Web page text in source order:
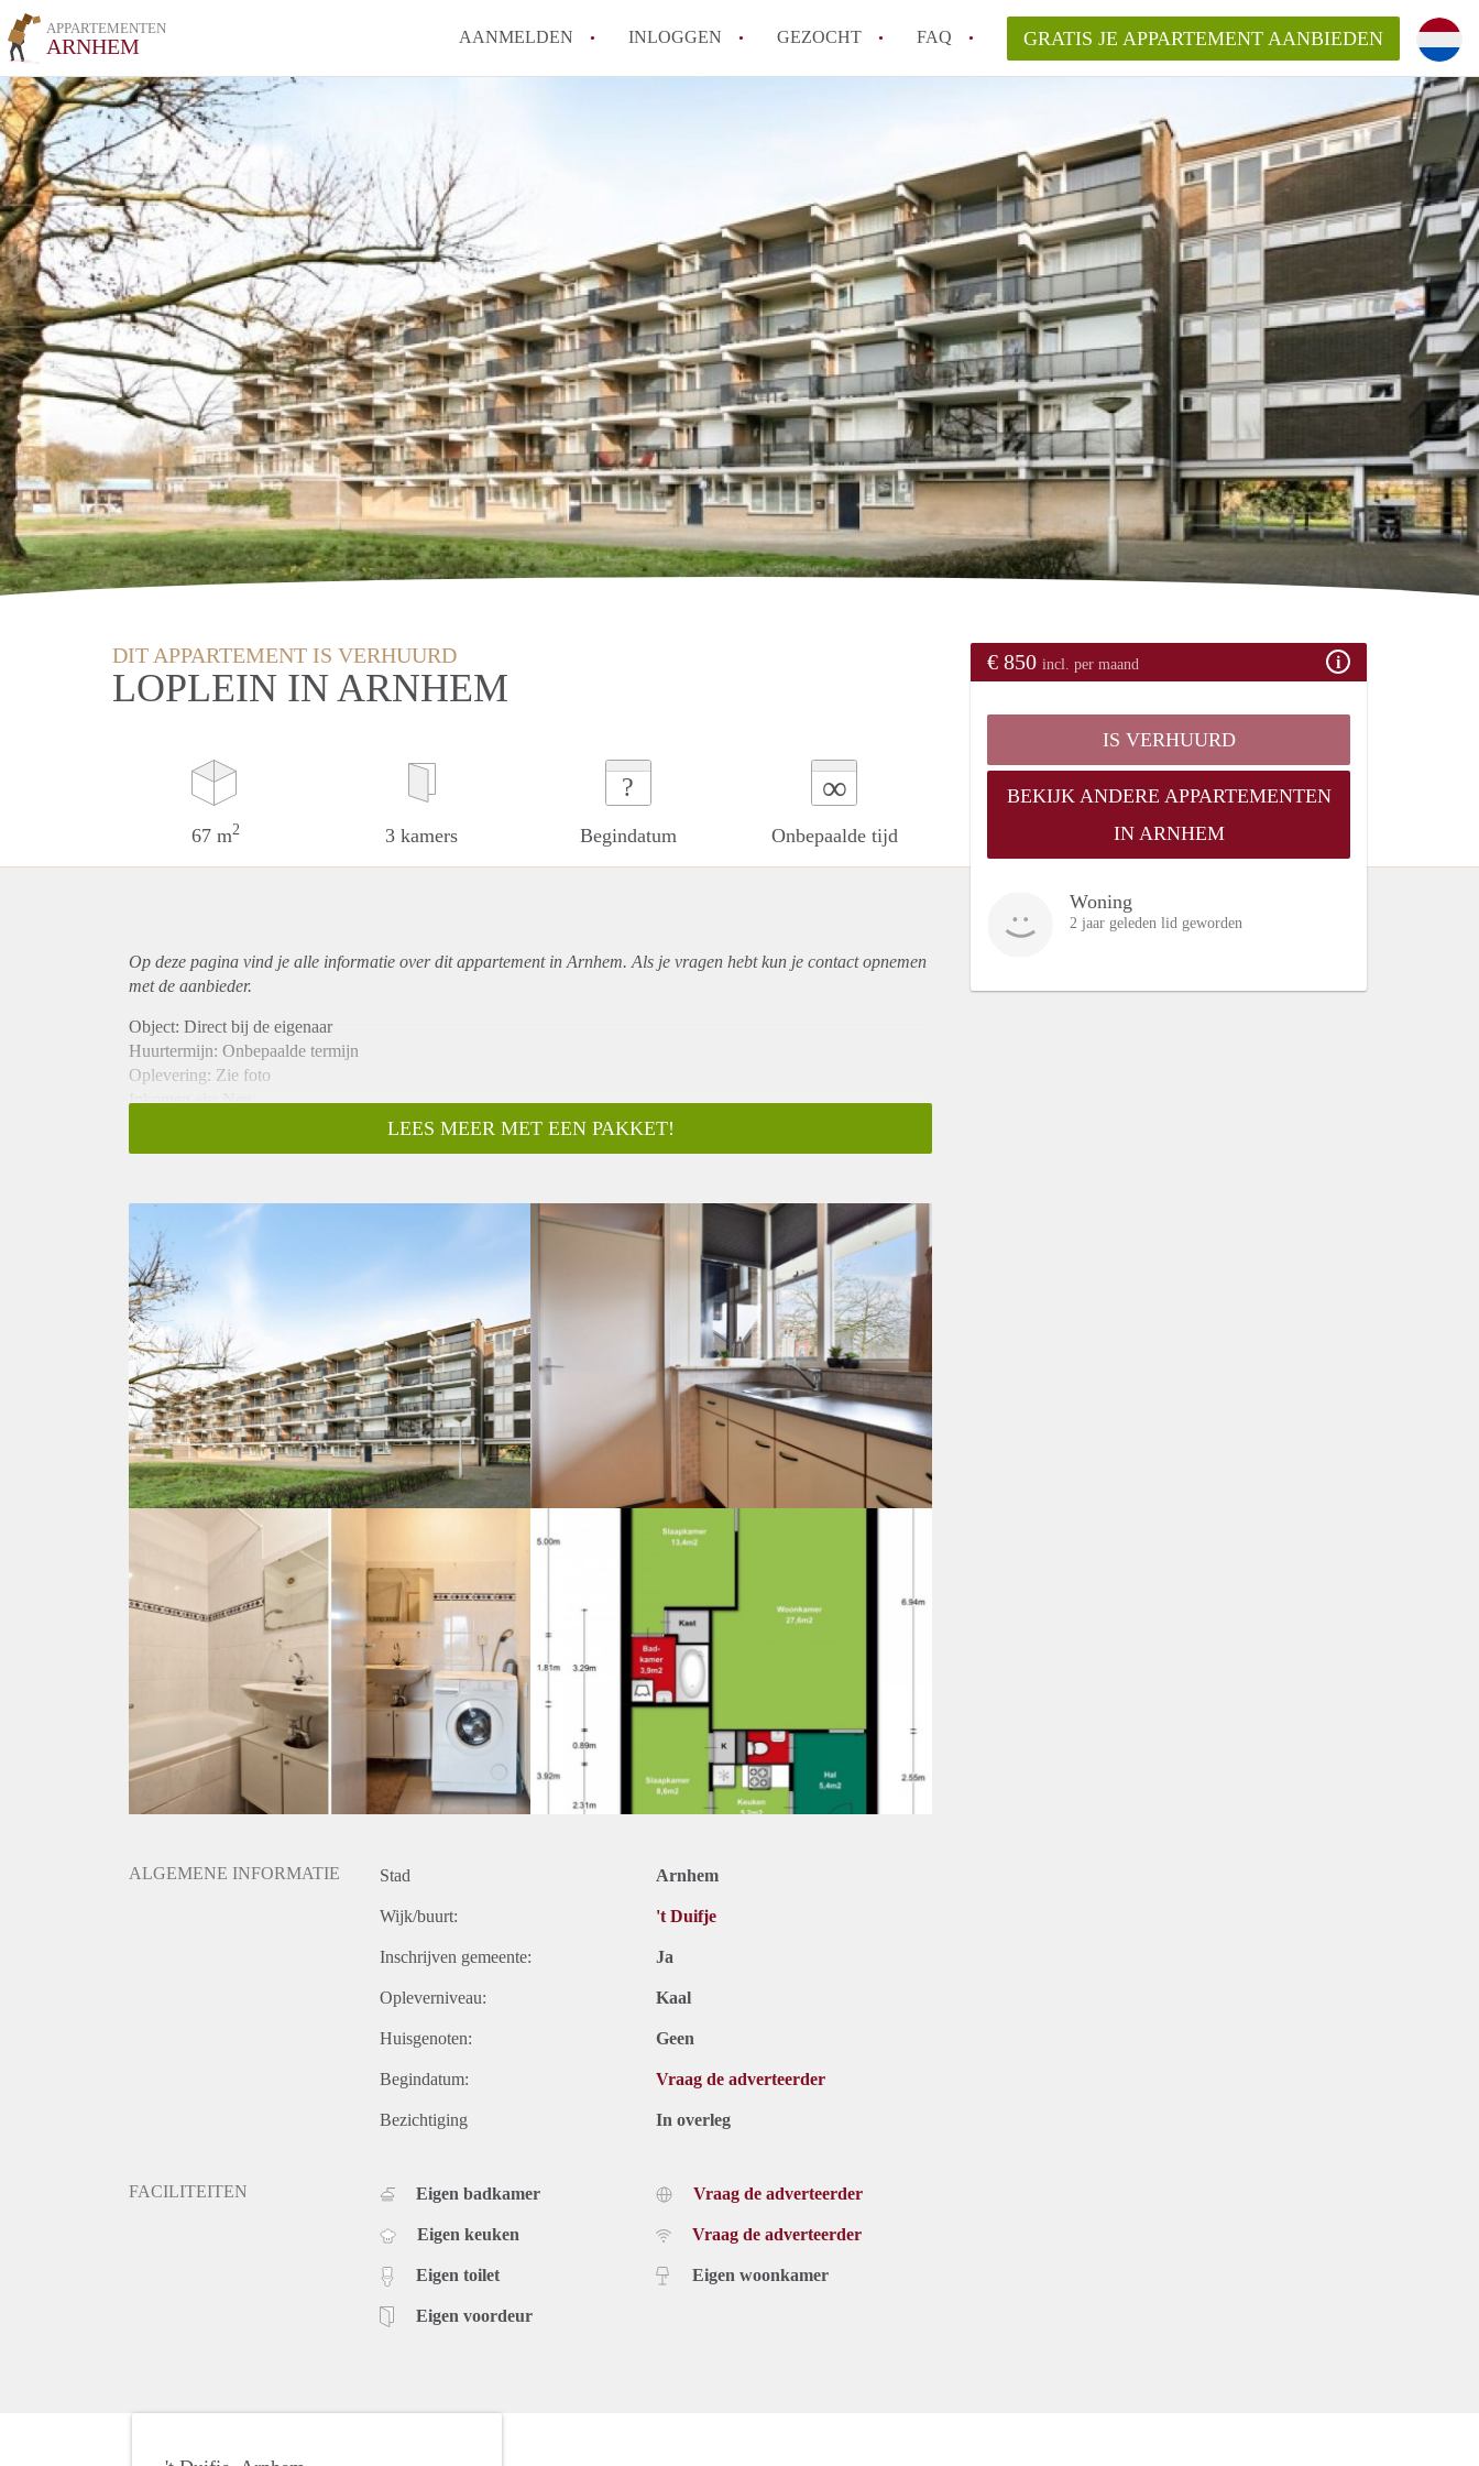
APPARTEMENTEN
ARNHEM AANMELDEN INLOGGEN GEZOCHT FAQ
Wat is AppartementenArnhem?
Hoeveel kost het om te reageren op een Appartement in Arnhem?
Wat is de privacyverklaring van AppartementenArnhem?
Berekent AppartementenArnhem
makelaarsvergoeding/bemiddelingsvergoeding?
Alle veelgestelde vragen
GRATIS JE APPARTEMENT AANBIEDEN
DIT APPARTEMENT IS VERHUURD
LOPLEIN IN ARNHEM
67 m2 3 kamers
?
Begindatum
∞
Onbepaalde tijd
€ 850 incl. per maand
IS VERHUURD
BEKIJK ANDERE APPARTEMENTEN
IN ARNHEM
Woning
2 jaar geleden lid geworden
Op deze pagina vind je alle informatie over ditappartementin Arnhem. Als je vragen hebt kun je contact opnemen
met de aanbieder.
Object: Direct bij de eigenaar
Huurtermijn: Onbepaalde termijn
Oplevering: Zie foto
Inkomen eis: Nee
Borg: 1 Maand
Huisdieren toegestaan: Afhankelijk van de Eigenaar
Huurtoeslag grens: Ja
Geschikt voor studenten: Afhankelijk van de Eigenaar
LEES MEER MET EEN PAKKET!
ALGEMENE INFORMATIE Stad Arnhem
Wijk/buurt: 't Duifje
Inschrijven gemeente: Ja
Opleverniveau: Kaal
Huisgenoten: Geen
Begindatum: Vraag de adverteerder
Bezichtiging In overleg
FACILITEITEN Eigen badkamer
Eigen keuken
Eigen toilet
Eigen voordeur
Vraag de adverteerder
Vraag de adverteerder
Eigen woonkamer